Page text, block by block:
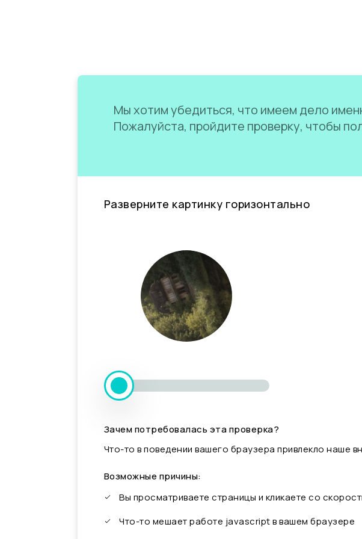
Мы хотим убедиться, что имеем дело
Пожалуйста, пройдите проверку, чтобы
Разверните картинку горизонтально
Зачем потребовалась эта проверка?
Что-то в поведении вашего браузера привлекло наше
Возможные причины:
Вы просматриваете страницы и кликаете со
Что-то мешает работе javascript в вашем браузере